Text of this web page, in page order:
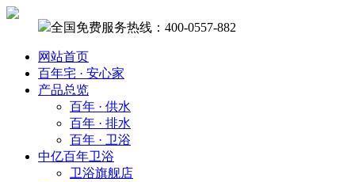
全国免费服务热线：400-0557-882
网站首页
百年宅 · 安心家
产品总览
百年 · 供水
百年 · 排水
百年 · 卫浴
中亿百年卫浴
卫浴旗舰店